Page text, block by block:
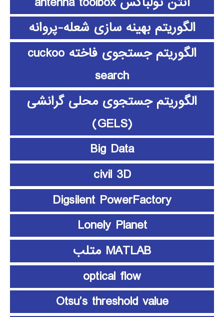
الگوریتم بهینه سازی شعله-پروانه
الگوریتم جستجوی فاخته cuckoo
search
الگوریتم جستجوی محلی گرانشی
(GELS)
Big Data
civil 3D
Digsilent PowerFactory
Lonely Planet
MATLAB متلب
optical flow
Otsu’s threshold value